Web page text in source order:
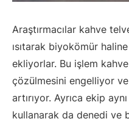
Araştırmacılar kahve
ısıtarak biyokömür
ekliyorlar. Bu işlem
çözülmesini engelliyor ve
artırıyor. Ayrıca ekip
kullanarak da denedi ve